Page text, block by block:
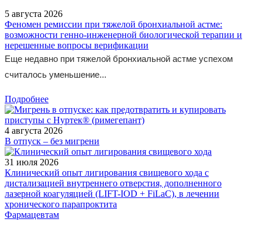
5 августа 2026
Феномен ремиссии при тяжелой бронхиальной астме:
возможности генно-инженерной биологической терапии и
нерешенные вопросы верификации
Еще недавно при тяжелой бронхиальной астме успехом
считалось уменьшение...
Подробнее
4 августа 2026
В отпуск – без мигрени
31 июля 2026
Клинический опыт лигирования свищевого хода с
дистализацией внутреннего отверстия, дополненного
лазерной коагуляцией (LIFT-IOD + FiLaC), в лечении
хронического парапроктита
Фармацевтам